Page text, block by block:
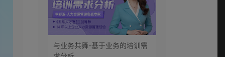
与业务共舞-基于业务的培训需